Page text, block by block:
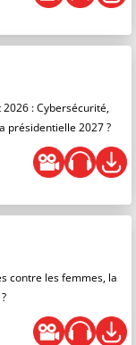
: Cybersécurité,
présidentielle 2027 ?
contre les femmes, la